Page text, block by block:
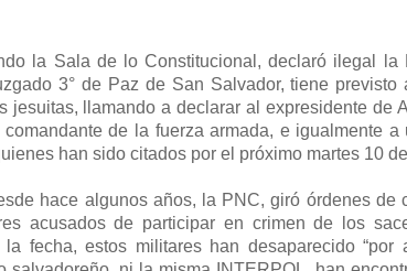
la Sala de lo Constitucional, declaró ilegal la
3° de Paz de San Salvador, tiene previsto
jesuitas, llamando a declarar al expresidente de
de la fuerza armada, e igualmente a
han sido citados por el próximo martes 10
hace algunos años, la PNC, giró órdenes de
acusados de participar en crimen de los
fecha, estos militares han desaparecido “por